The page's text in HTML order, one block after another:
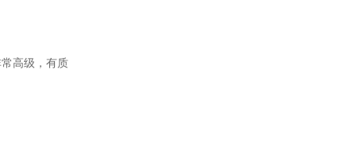
高级，有质